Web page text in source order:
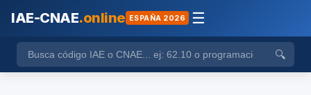
IAE-CNAE.online ESPAÑA 2026 ☰
🔍